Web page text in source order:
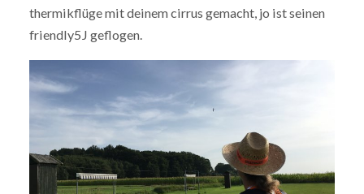
thermikflüge mit deinem cirrus gemacht, jo ist seinen
friendly5J geflogen.